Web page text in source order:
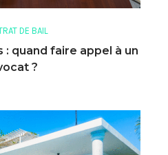
DE BAIL
quand faire appel à un
?